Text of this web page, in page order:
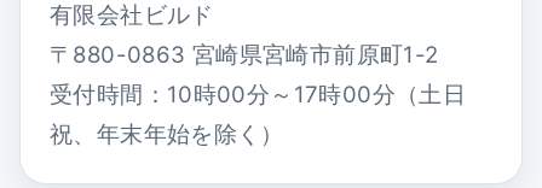
有限会社ビルド
〒880-0863 宮崎県宮崎市前原町1-2
受付時間：10時00分～17時00分（土日
祝、年末年始を除く）